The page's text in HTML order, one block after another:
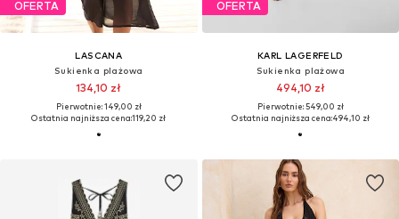
OFERTA
LASCANA
Sukienka plażowa
134,10 zł
Pierwotnie: 149,00 zł
Ostatnia najniższa cena:119,20 zł
OFERTA
KARL LAGERFELD
Sukienka plażowa
494,10 zł
Pierwotnie: 549,00 zł
Ostatnia najniższa cena:494,10 zł